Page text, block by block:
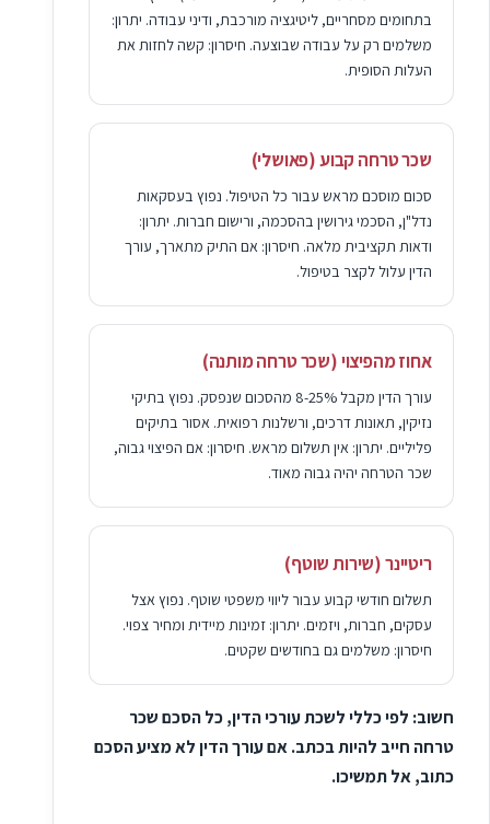
בתחומים מסחריים, ליטיגציה מורכבת, ודיני עבודה. יתרון:
משלמים רק על עבודה שבוצעה. חיסרון: קשה לחזות את
העלות הסופית.
שכר טרחה קבוע (פאושלי)
סכום מוסכם מראש עבור כל הטיפול. נפוץ בעסקאות
נדל"ן, הסכמי גירושין בהסכמה, ורישום חברות. יתרון:
ודאות תקציבית מלאה. חיסרון: אם התיק מתארך, עורך
הדין עלול לקצר בטיפול.
אחוז מהפיצוי (שכר טרחה מותנה)
עורך הדין מקבל 8-25% מהסכום שנפסק. נפוץ בתיקי
נזיקין, תאונות דרכים, ורשלנות רפואית. אסור בתיקים
פליליים. יתרון: אין תשלום מראש. חיסרון: אם הפיצוי גבוה,
שכר הטרחה יהיה גבוה מאוד.
ריטיינר (שירות שוטף)
תשלום חודשי קבוע עבור ליווי משפטי שוטף. נפוץ אצל
עסקים, חברות, ויזמים. יתרון: זמינות מיידית ומחיר צפוי.
חיסרון: משלמים גם בחודשים שקטים.
חשוב: לפי כללי לשכת עורכי הדין, כל הסכם שכר
טרחה חייב להיות בכתב. אם עורך הדין לא מציע הסכם
כתוב, אל תמשיכו.